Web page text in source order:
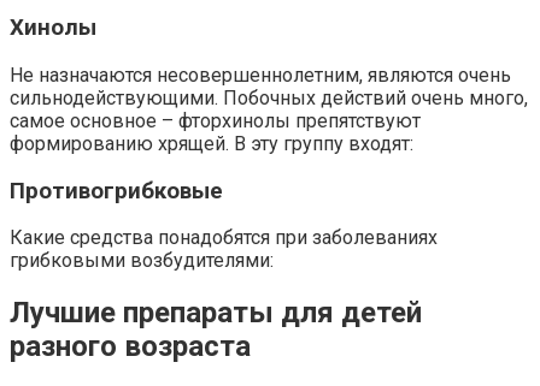
Хинолы
Не назначаются несовершеннолетним, являются очень
сильнодействующими. Побочных действий очень много,
самое основное – фторхинолы препятствуют
формированию хрящей. В эту группу входят:
Противогрибковые
Какие средства понадобятся при заболеваниях
грибковыми возбудителями:
Лучшие препараты для детей
разного возраста